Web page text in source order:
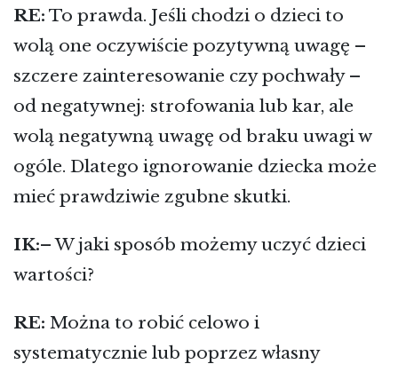
RE: To prawda. Jeśli chodzi o dzieci to
wolą one oczywiście pozytywną uwagę –
szczere zainteresowanie czy pochwały –
od negatywnej: strofowania lub kar, ale
wolą negatywną uwagę od braku uwagi w
ogóle. Dlatego ignorowanie dziecka może
mieć prawdziwie zgubne skutki.
IK:– W jaki sposób możemy uczyć dzieci
wartości?
RE: Można to robić celowo i
systematycznie lub poprzez własny